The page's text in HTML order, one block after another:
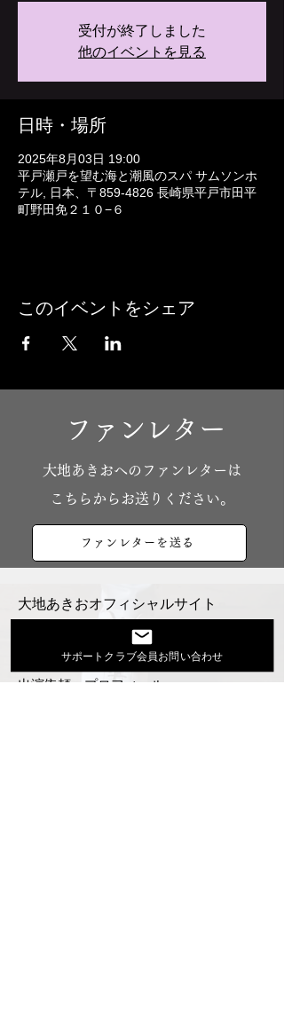
受付が終了しました
他のイベントを見る
日時・場所
2025年8月03日 19:00
平戸瀬戸を望む海と潮風のスパ サムソンホ
テル, 日本、〒859-4826 長崎県平戸市田平
町野田免２１０−６
このイベントをシェア
ファンレター
​大地あきおへのファンレターは
こちらからお送りください。
ファンレターを送る
大地あきおオフィシャルサイト
活動スケジュール
出演依頼・プロフィール
サポートクラブ会員お問い合わせ